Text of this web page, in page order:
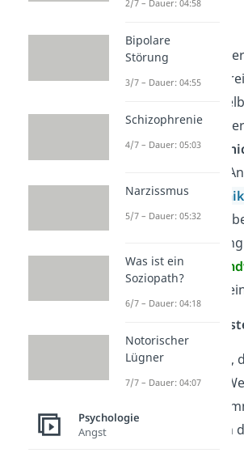
Wie der Name
bist du in diesem
Fensters blind. Du
Eigenschaften und
in dem Fenster also
andere aber schon.
Körpersprache,
kommt dein
anderen
DieSelbst-und
stimmen
Beispiele Johari
Du selbst denkst,
selbstbewusst
Vorträgen aber
rot wirst, denken
2/7 – Dauer: 04:58
Bipolare
Störung
3/7 – Dauer: 04:55
Schizophrenie
4/7 – Dauer: 05:03
Narzissmus
5/7 – Dauer: 05:32
Was ist ein
Soziopath?
6/7 – Dauer: 04:18
Notorischer
Lügner
7/7 – Dauer: 04:07
Psychologie
Angst